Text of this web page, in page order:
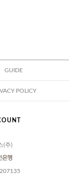
GUIDE
POLICY
(주)